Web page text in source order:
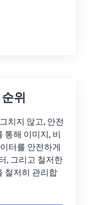
위
치지 않고, 안전
해 이미지, 비
터를 안전하게
, 그리고 철저한
철저히 관리합